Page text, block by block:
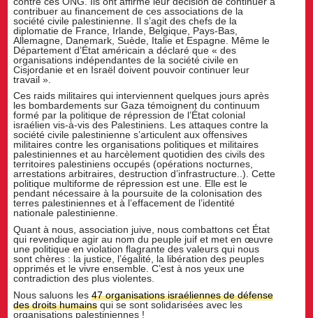
contribuer au financement de ces associations de la
société civile palestinienne. Il s’agit des chefs de la
diplomatie de France, Irlande, Belgique, Pays-Bas,
Allemagne, Danemark, Suède, Italie et Espagne. Même le
Département d’État américain a déclaré que « des
organisations indépendantes de la société civile en
Cisjordanie et en Israël doivent pouvoir continuer leur
travail ».
Ces raids militaires qui interviennent quelques jours après
les bombardements sur Gaza témoignent du continuum
formé par la politique de répression de l’État colonial
israélien vis-à-vis des Palestiniens. Les attaques contre la
société civile palestinienne s’articulent aux offensives
militaires contre les organisations politiques et militaires
palestiniennes et au harcèlement quotidien des civils des
territoires palestiniens occupés (opérations nocturnes,
arrestations arbitraires, destruction d’infrastructure..). Cette
politique multiforme de répression est une. Elle est le
pendant nécessaire à la poursuite de la colonisation des
terres palestiniennes et à l’effacement de l’identité
nationale palestinienne.
Quant à nous, association juive, nous combattons cet État
qui revendique agir au nom du peuple juif et met en œuvre
une politique en violation flagrante des valeurs qui nous
sont chères : la justice, l’égalité, la libération des peuples
opprimés et le vivre ensemble. C’est à nos yeux une
contradiction des plus violentes.
Nous saluons les47 organisations israéliennes de défense
des droits humains qui se sont solidarisées avec les
organisations palestiniennes !